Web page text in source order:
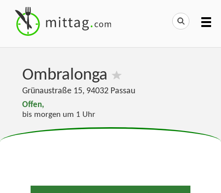
Ombralonga
Grünaustraße 15, 94032 Passau
Offen,
bis morgen um 1 Uhr